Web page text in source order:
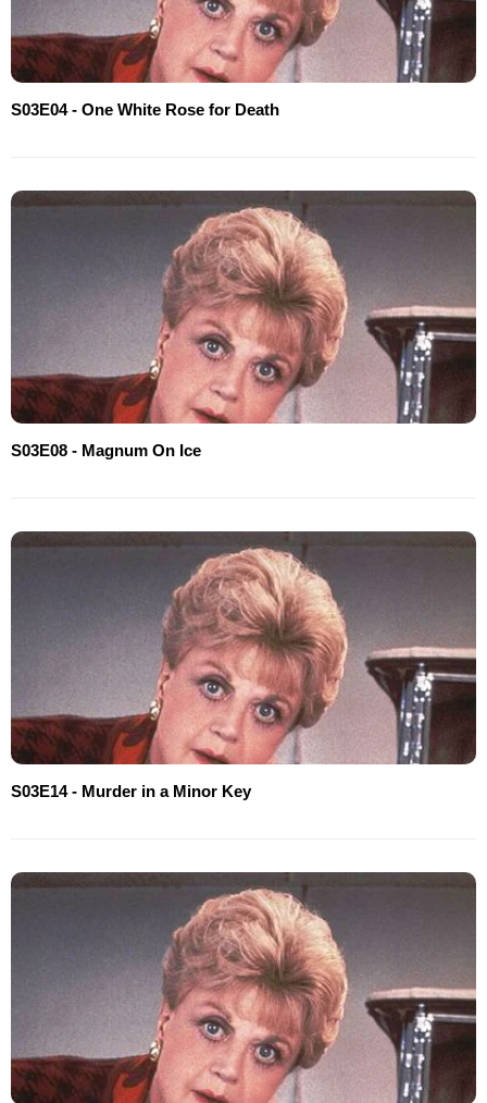
S03E04 - One White Rose for Death
S03E08 - Magnum On Ice
S03E14 - Murder in a Minor Key